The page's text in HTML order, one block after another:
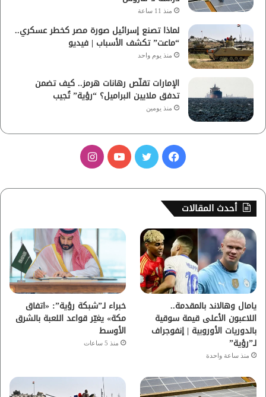
منذ 11 ساعة
لماذا تصنع إسرائيل صورة مصر كخطر عسكري..
“ماعت” تكشف الأسباب | فيديو
منذ يوم واحد
الإمارات تقلّص رهانات هرمز.. كيف تضمن
تدفق ملايين البراميل؟ “رؤية” تُجيب
منذ يومين
س
ب
و
ك
ي
ب
ت
ق
ر
ا
م
أحدث المقالات
يامال وهالاند بالمقدمة..
اللاعبون الأعلى قيمة سوقية
بالدوريات الأوروبية | إنفوجراف
لـ”رؤية”
منذ ساعة واحدة
خبراء لـ”شبكة رؤية”: «اتفاق
مكة» يغيّر قواعد اللعبة بالشرق
الأوسط
منذ 5 ساعات